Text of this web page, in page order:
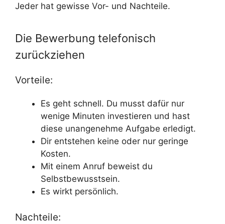
Jeder hat gewisse Vor- und Nachteile.
Die Bewerbung telefonisch
zurückziehen
Vorteile:
Es geht schnell. Du musst dafür nur
wenige Minuten investieren und hast
diese unangenehme Aufgabe erledigt.
Dir entstehen keine oder nur geringe
Kosten.
Mit einem Anruf beweist du
Selbstbewusstsein.
Es wirkt persönlich.
Nachteile: